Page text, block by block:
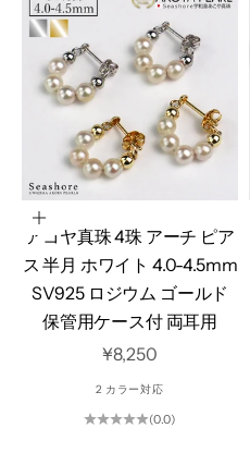
オプションを選択
アコヤ真珠 4珠 アーチ ピア
ス 半月 ホワイト 4.0-4.5mm
SV925 ロジウム ゴールド
保管用ケース付 両耳用
セール価格
¥8,250
2 カラー対応
(0.0)